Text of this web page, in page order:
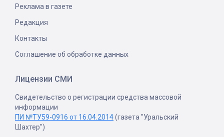
Реклама в газете
Редакция
Контакты
Соглашение об обработке данных
Лицензии СМИ
Свидетельство о регистрации средства массовой
информации
ПИ №ТУ59-0916 от 16.04.2014(газета "Уральский
Шахтер")